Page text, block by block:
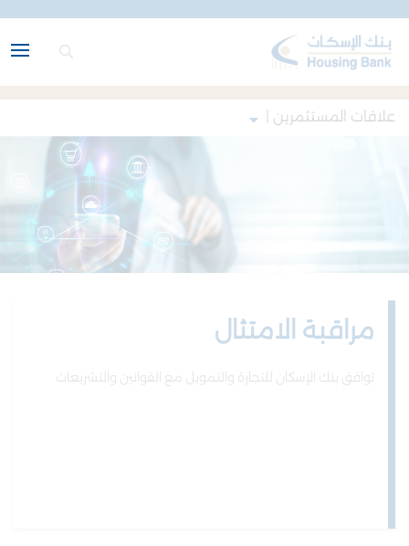
علاقات المستثمرين |
مراقبة الامتثال
توافق بنك الإسكان للتجارة والتمويل مع القوانين والتشريعات